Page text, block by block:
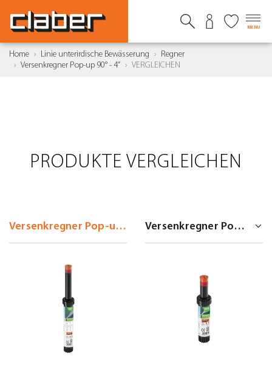
MENU
Home Linie unterirdische Bewässerung
Regner
Versenkregner Pop-up 90° - 4”
VERGLEICHEN
PRODUKTE VERGLEICHEN